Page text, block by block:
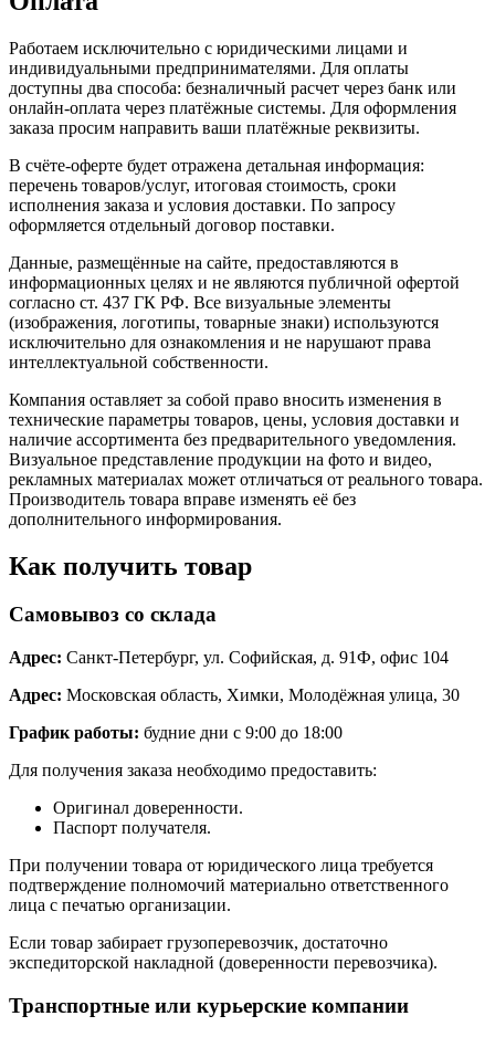
Работаем исключительно с юридическими лицами и
индивидуальными предпринимателями. Для оплаты
доступны два способа: безналичный расчет через банк или
онлайн-оплата через платёжные системы. Для оформления
заказа просим направить ваши платёжные реквизиты.
В счёте-оферте будет отражена детальная информация:
перечень товаров/услуг, итоговая стоимость, сроки
исполнения заказа и условия доставки. По запросу
оформляется отдельный договор поставки.
Данные, размещённые на сайте, предоставляются в
информационных целях и не являются публичной офертой
согласно ст. 437 ГК РФ. Все визуальные элементы
(изображения, логотипы, товарные знаки) используются
исключительно для ознакомления и не нарушают права
интеллектуальной собственности.
Компания оставляет за собой право вносить изменения в
технические параметры товаров, цены, условия доставки и
наличие ассортимента без предварительного уведомления.
Визуальное представление продукции на фото и видео,
рекламных материалах может отличаться от реального товара.
Производитель товара вправе изменять её без
дополнительного информирования.
Как получить товар
Самовывоз со склада
Адрес: Санкт-Петербург, ул. Софийская, д. 91Ф, офис 104
Адрес: Московская область, Химки, Молодёжная улица, 30
График работы: будние дни с 9:00 до 18:00
Для получения заказа необходимо предоставить:
Оригинал доверенности.
Паспорт получателя.
При получении товара от юридического лица требуется
подтверждение полномочий материально ответственного
лица с печатью организации.
Если товар забирает грузоперевозчик, достаточно
экспедиторской накладной (доверенности перевозчика).
Транспортные или курьерские компании